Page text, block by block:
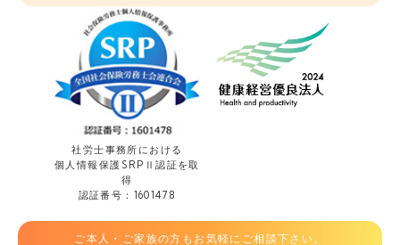
社労士事務所における
個人情報保護SRPⅡ認証を取
得
認証番号：1601478
ご本人・ご家族の方もお気軽にご相談下さい。